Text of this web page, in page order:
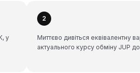
у
2
Миттєво дивіться еквівалентну
актуального курсу обміну JUP